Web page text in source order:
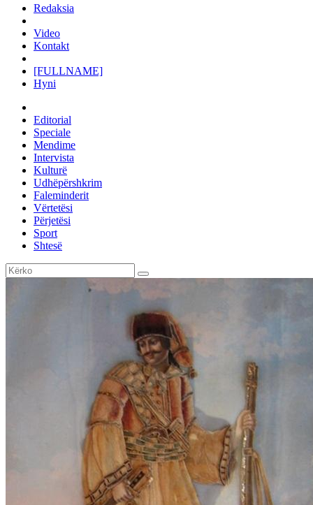
Redaksia
Video
Kontakt
[FULLNAME]
Hyni
Editorial
Speciale
Mendime
Intervista
Kulturë
Udhëpërshkrim
Faleminderit
Vërtetësi
Përjetësi
Sport
Shtesë